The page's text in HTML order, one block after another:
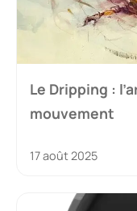
Le Dripping :
mouvement
17 août 2025